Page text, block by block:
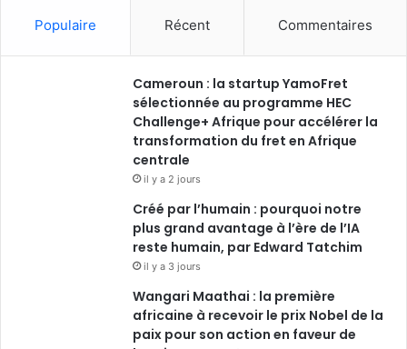
Populaire Récent Commentaires
Cameroun : la startup YamoFret
sélectionnée au programme HEC
Challenge+ Afrique pour accélérer la
transformation du fret en Afrique
centrale
il y a 2 jours
Créé par l’humain : pourquoi notre
plus grand avantage à l’ère de l’IA
reste humain, par Edward Tatchim
il y a 3 jours
Wangari Maathai : la première
africaine à recevoir le prix Nobel de la
paix pour son action en faveur de